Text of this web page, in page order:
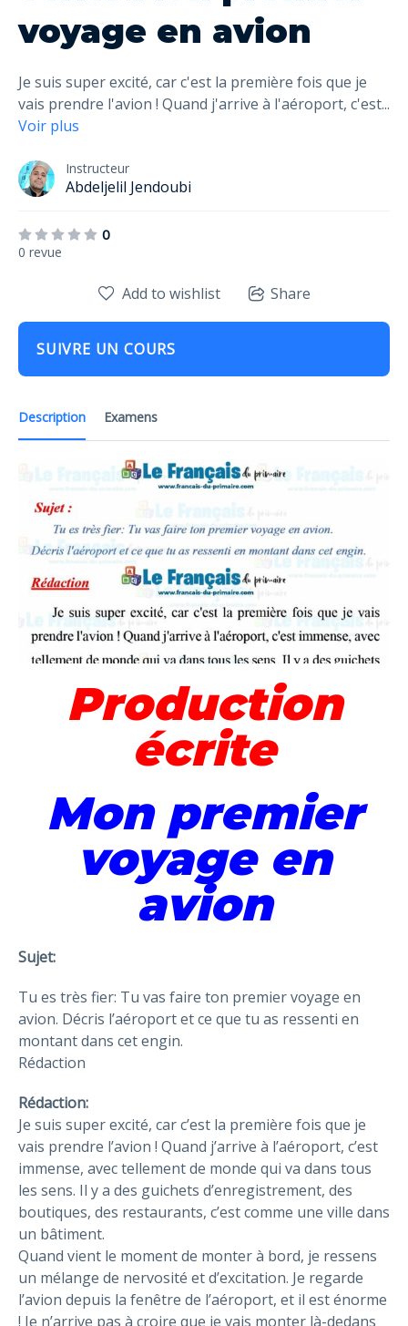
voyage en avion
Je suis super excité, car c'est la première fois que je
vais prendre l'avion ! Quand j'arrive à l'aéroport, c'est...
Voir plus
Instructeur
Abdeljelil Jendoubi
0
0 revue
Description Examens
Production
écrite
Mon premier
voyage en
avion
Sujet:
Tu es très fier: Tu vas faire ton premier voyage en
avion. Décris l’aéroport et ce que tu as ressenti en
montant dans cet engin.
Rédaction
Rédaction:
Je suis super excité, car c’est la première fois que je
vais prendre l’avion ! Quand j’arrive à l’aéroport, c’est
immense, avec tellement de monde qui va dans tous
les sens. Il y a des guichets d’enregistrement, des
boutiques, des restaurants, c’est comme une ville dans
un bâtiment.
Quand vient le moment de monter à bord, je ressens
un mélange de nervosité et d’excitation. Je regarde
l’avion depuis la fenêtre de l’aéroport, et il est énorme
! Je n’arrive pas à croire que je vais monter là-dedans
Add to wishlist Share
SUIVRE UN COURS